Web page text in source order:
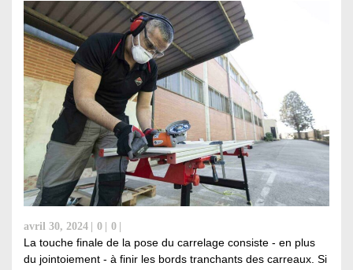
avril 30, 2024 0 0
La touche finale de la pose du carrelage consiste - en plus
du jointoiement - à finir les bords tranchants des carreaux. Si